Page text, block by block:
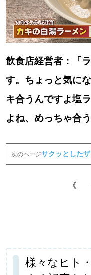
飲食店経営者：「
す。ちょっと気に
キ合うんですよ塩
よね、めっちゃ合う
次のページサクッとした
《
様々なヒト